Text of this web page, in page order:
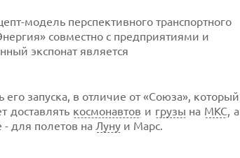
модель перспективного транспортного
совместно с предприятиями и
экспонат является
запуска, в отличие от «Союза», который
доставлять космонавтов и грузы на МКС, а
- для полетов на Луну и Марс.